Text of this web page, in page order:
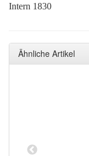
Intern 1830
Ähnliche Artikel